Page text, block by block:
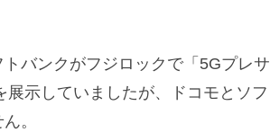
バンクがフジロックで「5Gプレ
展示していましたが、ドコモとソ
。